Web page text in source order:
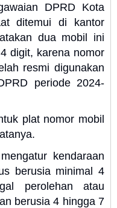
DPRD Kota
ditemui di kantor
dua mobil ini
digit, karena nomor
resmi digunakan
periode 2024-
plat nomor mobil
kendaraan
berusia minimal 4
perolehan atau
berusia 4 hingga 7